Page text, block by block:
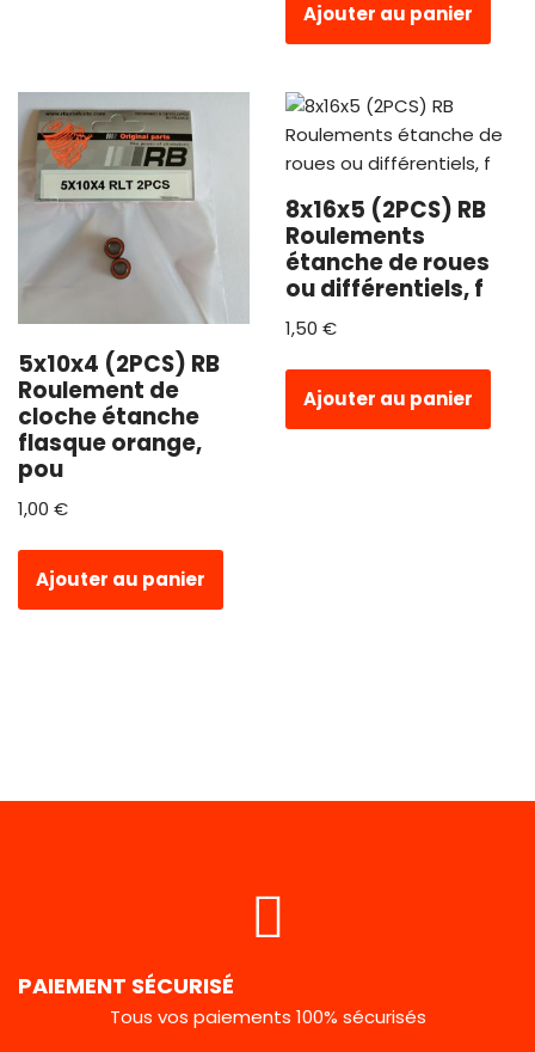
Ajouter au panier
5x10x4 (2PCS) RB
Roulement de
cloche étanche
flasque orange,
pou
1,00 €
Ajouter au panier
8x16x5 (2PCS) RB
Roulements
étanche de roues
ou différentiels, f
1,50 €
Ajouter au panier
PAIEMENT SÉCURISÉ
Tous vos paiements 100% sécurisés